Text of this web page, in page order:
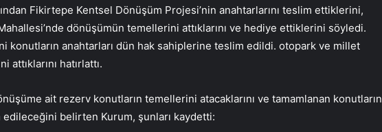
Fikirtepe Kentsel Dönüşüm Projesi’nin anahtarlarını teslim ettiklerini,
dönüşümün temellerini attıklarını ve hediye ettiklerini söyledi.
konutların anahtarları dün hak sahiplerine teslim edildi. otopark ve millet
hatırlattı.
ait rezerv konutların temellerini atacaklarını ve tamamlanan konutların
edileceğini belirten Kurum, şunları kaydetti: